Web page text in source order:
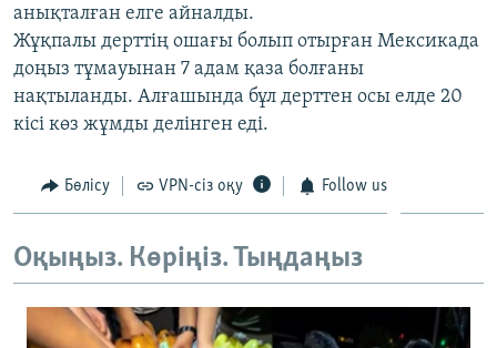
АРНАЙЫ ЖОБАЛАР
Русский
ЖАЗЫЛЫҢЫЗ
анықталған елге айналды.
Жұқпалы дерттің ошағы болып отырған Мексикада
доңыз тұмауынан 7 адам қаза болғаны
нақтыланды. Алғашында бұл дерттен осы елде 20
кісі көз жұмды делінген еді.
Бөлісу VPN-сіз оқу Follow us
Оқыңыз. Көріңіз. Тыңдаңыз